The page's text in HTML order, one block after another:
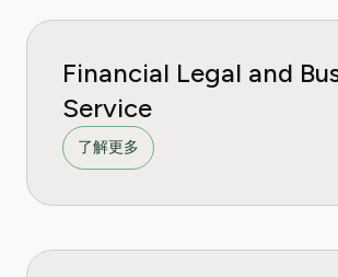
Financial Legal and
Service
了解更多